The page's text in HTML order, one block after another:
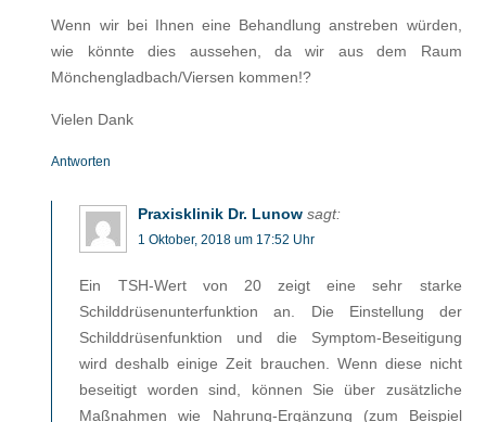
Wenn wir bei Ihnen eine Behandlung anstreben würden,
wie könnte dies aussehen, da wir aus dem Raum
Mönchengladbach/Viersen kommen!?
Vielen Dank
Antworten
Praxisklinik Dr. Lunow sagt:
1 Oktober, 2018 um 17:52 Uhr
Ein TSH-Wert von 20 zeigt eine sehr starke
Schilddrüsenunterfunktion an. Die Einstellung der
Schilddrüsenfunktion und die Symptom-Beseitigung
wird deshalb einige Zeit brauchen. Wenn diese nicht
beseitigt worden sind, können Sie über zusätzliche
Maßnahmen wie Nahrung-Ergänzung (zum Beispiel